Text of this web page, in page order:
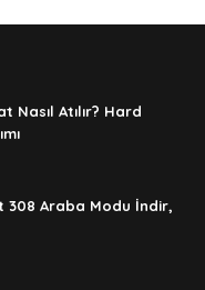
Nasıl Atılır? Hard
308 Araba Modu İndir,